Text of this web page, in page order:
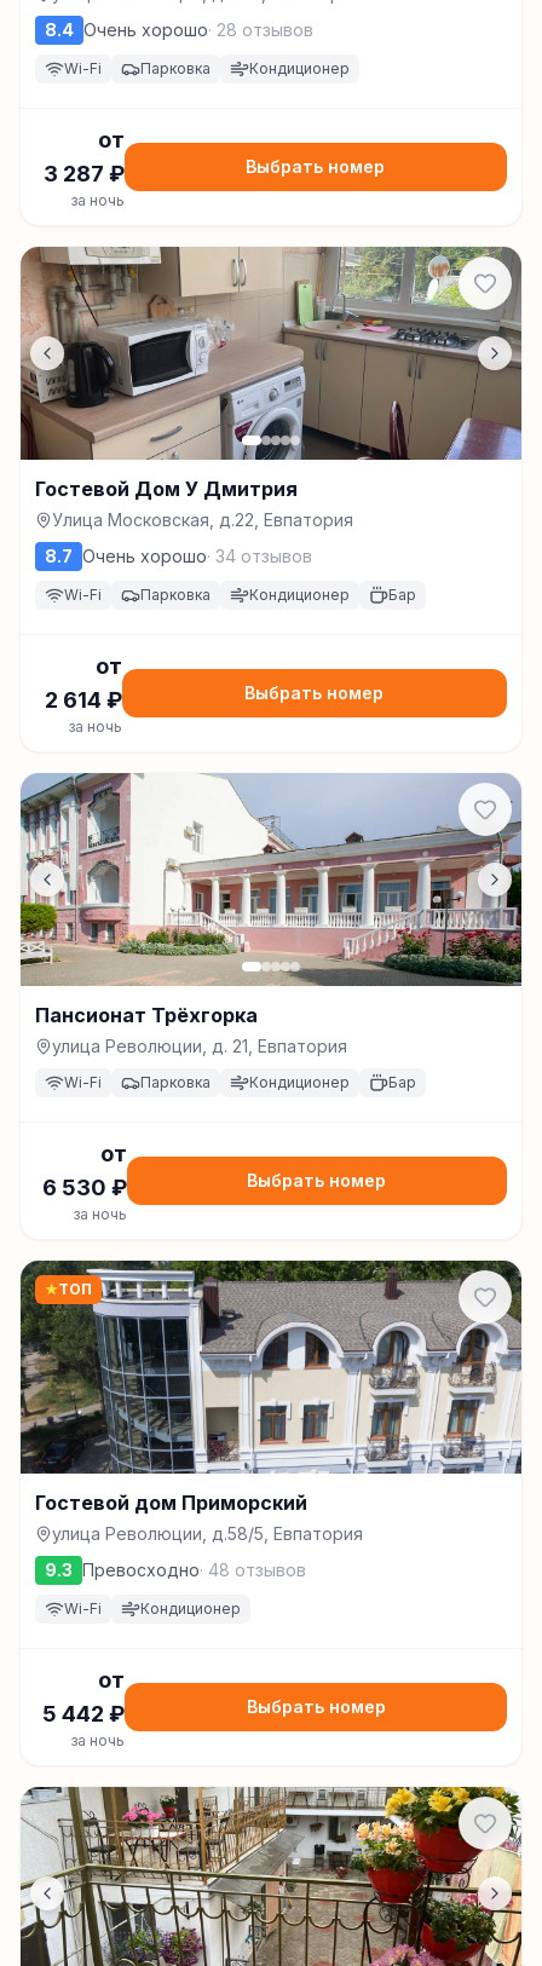
8.4 Очень хорошо· 28 отзывов
Wi-Fi Парковка Кондиционер
от
3 287 ₽
за ночь
Выбрать номер
Гостевой Дом У Дмитрия
Улица Московская, д.22, Евпатория
8.7 Очень хорошо· 34 отзывов
Wi-Fi Парковка Кондиционер Бар
от
2 614 ₽
за ночь
Выбрать номер
Пансионат Трёхгорка
улица Революции, д. 21, Евпатория
Wi-Fi Парковка Кондиционер Бар
от
6 530 ₽
за ночь
Выбрать номер
★ТОП
Гостевой дом Приморский
улица Революции, д.58/5, Евпатория
9.3 Превосходно· 48 отзывов
Wi-Fi Кондиционер
от
5 442 ₽
за ночь
Выбрать номер